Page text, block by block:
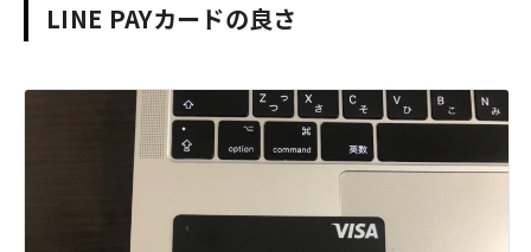
LINE PAYカードの良さ